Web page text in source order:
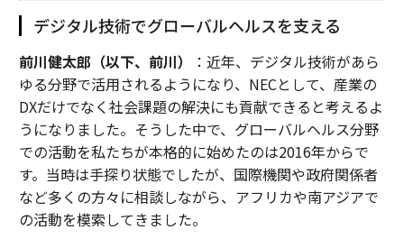
デジタル技術でグローバルヘルスを支える
前川健太郎（以下、前川）
：近年、デジタル技術があら
ゆる分野で活用されるようになり、NECとして、産業の
DXだけでなく社会課題の解決にも貢献できると考えるよ
うになりました。そうした中で、グローバルヘルス分野
での活動を私たちが本格的に始めたのは2016年からで
す。当時は手探り状態でしたが、国際機関や政府関係者
など多くの方々に相談しながら、アフリカや南アジアで
の活動を模索してきました。